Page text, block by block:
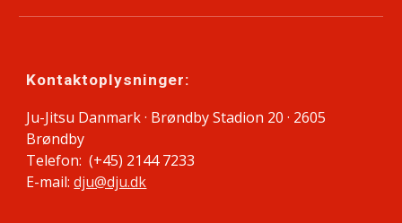
Kontaktoplysninger:
Ju-Jitsu Danmark · Brøndby Stadion 20 · 2605
Brøndby
Telefon: (+45) 2144 7233
E-mail:dju@dju.dk